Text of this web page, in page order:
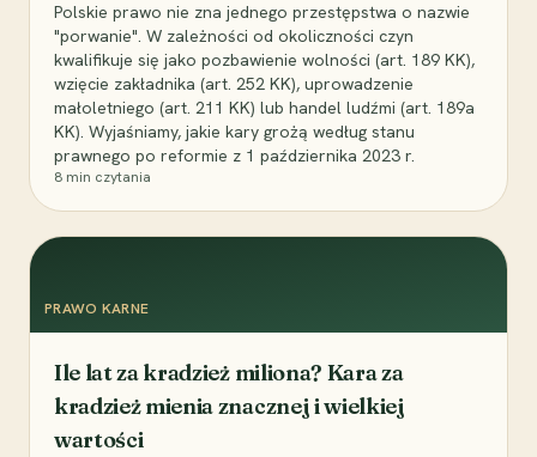
Polskie prawo nie zna jednego przestępstwa o nazwie
"porwanie". W zależności od okoliczności czyn
kwalifikuje się jako pozbawienie wolności (art. 189 KK),
wzięcie zakładnika (art. 252 KK), uprowadzenie
małoletniego (art. 211 KK) lub handel ludźmi (art. 189a
KK). Wyjaśniamy, jakie kary grożą według stanu
prawnego po reformie z 1 października 2023 r.
8 min czytania
PRAWO KARNE
Ile lat za kradzież miliona? Kara za
kradzież mienia znacznej i wielkiej
wartości